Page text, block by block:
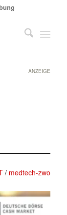
ANZEIGE
/ medtech-zwo